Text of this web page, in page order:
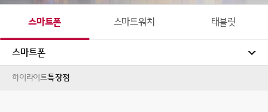
스마트폰 스마트워치 태블릿
스마트폰
하이라이트특장점